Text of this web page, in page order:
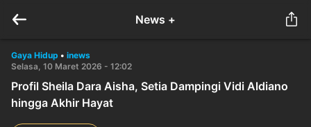
News +
Gaya Hidup • inews
Selasa, 10 Maret 2026 - 12:02
Profil Sheila Dara Aisha, Setia Dampingi Vidi Aldiano
hingga Akhir Hayat